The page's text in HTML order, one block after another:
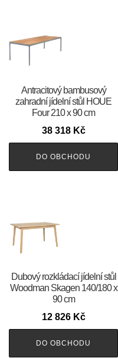
Antracitový bambusový
zahradní jídelní stůl HOUE
Four 210 x 90 cm
38 318 Kč
DO OBCHODU
Dubový rozkládací jídelní stůl
Woodman Skagen 140/180 x
90 cm
12 826 Kč
DO OBCHODU